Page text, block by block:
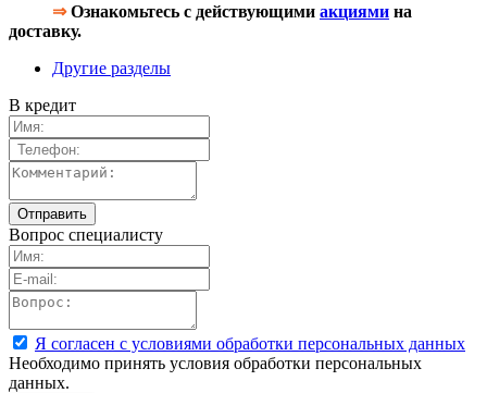
⇒Ознакомьтесь с действующими акциями на
доставку.
Другие разделы
В кредит
Вопрос специалисту
Я согласен с условиями обработки персональных данных
Необходимо принять условия обработки персональных
данных.